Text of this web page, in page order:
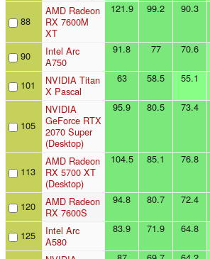
88
AMD Radeon
RX 7600M
XT
121.9 99.2 90.3
90
Intel Arc
A750
91.8 77 70.6
101
NVIDIA Titan
X Pascal
63 58.5 55.1
105
NVIDIA
GeForce RTX
2070 Super
(Desktop)
95.9 80.5 73.4
113
AMD Radeon
RX 5700 XT
(Desktop)
104.5 85.1 76.8
120
AMD Radeon
RX 7600S
94.8 80.7 72.4
125
Intel Arc
A580
83.9 71.9 64.8